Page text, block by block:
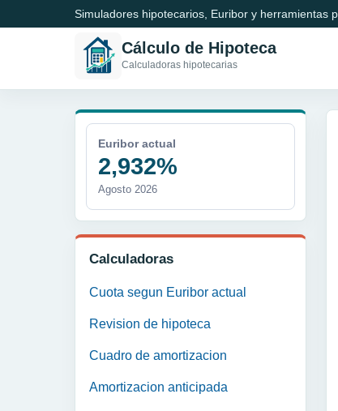
Simuladores hipotecarios, Euribor y herramientas
Cálculo de Hipoteca
Calculadoras hipotecarias
Euribor actual
2,932%
Agosto 2026
Calculadoras
Cuota segun Euribor actual
Revision de hipoteca
Cuadro de amortizacion
Amortizacion anticipada